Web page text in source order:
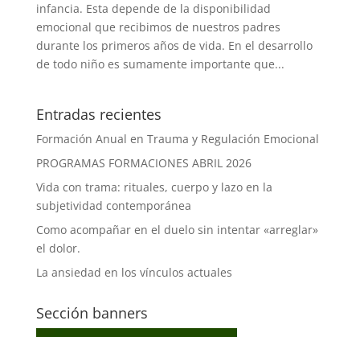
infancia. Esta depende de la disponibilidad
emocional que recibimos de nuestros padres
durante los primeros años de vida. En el desarrollo
de todo niño es sumamente importante que...
Entradas recientes
Formación Anual en Trauma y Regulación Emocional
PROGRAMAS FORMACIONES ABRIL 2026
Vida con trama: rituales, cuerpo y lazo en la
subjetividad contemporánea
Como acompañar en el duelo sin intentar «arreglar»
el dolor.
La ansiedad en los vínculos actuales
Sección banners